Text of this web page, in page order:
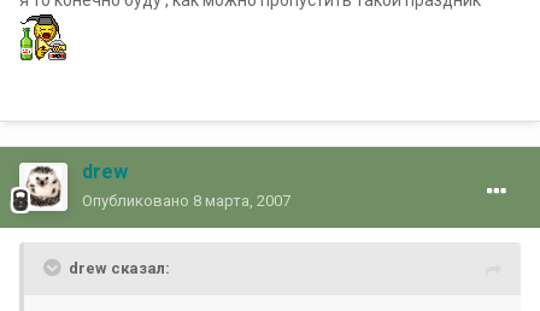
drew
Опубликовано 8 марта, 2007
drew сказал: